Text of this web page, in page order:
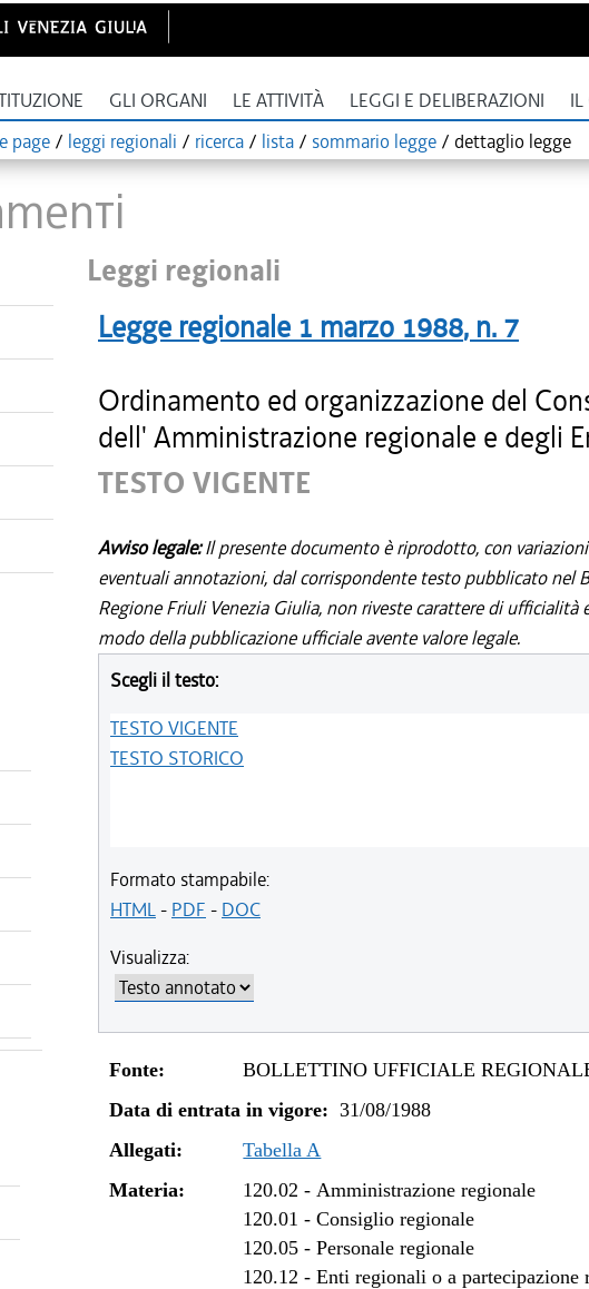
GLI ORGANI LE ATTIVITÀ LEGGI E DELIBERAZIONI IL
page / leggi regionali / ricerca / lista / sommario legge / dettaglio legge
Leggi regionali
Legge regionale 1 marzo 1988, n. 7
Ordinamento ed organizzazione del
dell' Amministrazione regionale e degli
TESTO VIGENTE
Avviso legale:Il presente documento è riprodotto, con
eventuali annotazioni, dal corrispondente testo pubblicato nel
Regione Friuli Venezia Giulia, non riveste carattere di
modo della pubblicazione ufficiale avente valore legale.
Scegli il testo:
TESTO VIGENTE
TESTO STORICO
Formato stampabile:
HTML- PDF - DOC
Visualizza:
Fonte:
BOLLETTINO UFFICIALE
Data di entrata in vigore: 31/08/1988
Allegati:
Tabella A
Materia:
120.02 -Amministrazione regionale
120.01 -Consiglio regionale
120.05 -Personale regionale
120.12 -Enti regionali o a partecipazione